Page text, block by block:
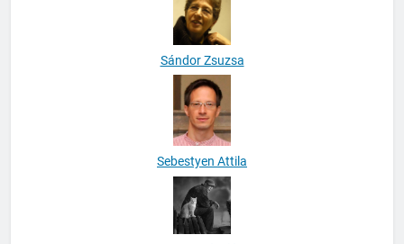
Sándor Zsuzsa
Sebestyen Attila